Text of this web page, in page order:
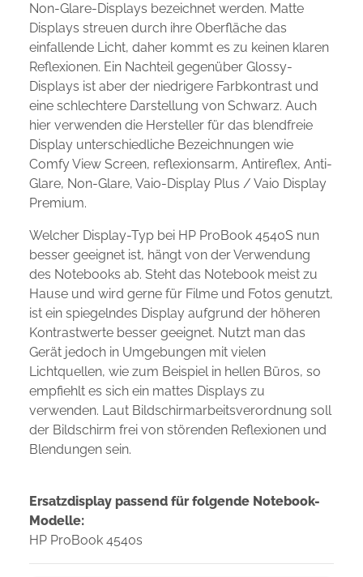
Non-Glare-Displays bezeichnet werden. Matte
Displays streuen durch ihre Oberfläche das
einfallende Licht, daher kommt es zu keinen klaren
Reflexionen. Ein Nachteil gegenüber Glossy-
Displays ist aber der niedrigere Farbkontrast und
eine schlechtere Darstellung von Schwarz. Auch
hier verwenden die Hersteller für das blendfreie
Display unterschiedliche Bezeichnungen wie
Comfy View Screen, reflexionsarm, Antireflex, Anti-
Glare, Non-Glare, Vaio-Display Plus / Vaio Display
Premium.
Welcher Display-Typ bei HP ProBook 4540S nun
besser geeignet ist, hängt von der Verwendung
des Notebooks ab. Steht das Notebook meist zu
Hause und wird gerne für Filme und Fotos genutzt,
ist ein spiegelndes Display aufgrund der höheren
Kontrastwerte besser geeignet. Nutzt man das
Gerät jedoch in Umgebungen mit vielen
Lichtquellen, wie zum Beispiel in hellen Büros, so
empfiehlt es sich ein mattes Displays zu
verwenden. Laut Bildschirmarbeitsverordnung soll
der Bildschirm frei von störenden Reflexionen und
Blendungen sein.
Ersatzdisplay passend für folgende Notebook-
Modelle:
HP ProBook 4540s